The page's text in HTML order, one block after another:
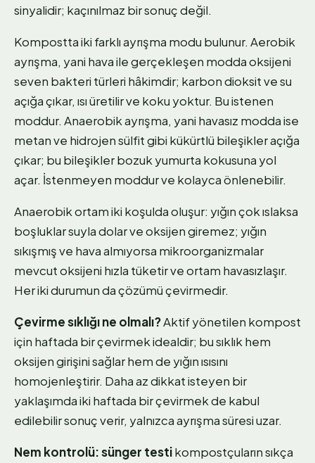
sinyalidir; kaçınılmaz bir sonuç değil.
Kompostta iki farklı ayrışma modu bulunur. Aerobik
ayrışma, yani hava ile gerçekleşen modda oksijeni
seven bakteri türleri hâkimdir; karbon dioksit ve su
açığa çıkar, ısı üretilir ve koku yoktur. Bu istenen
moddur. Anaerobik ayrışma, yani havasız modda ise
metan ve hidrojen sülfit gibi kükürtlü bileşikler açığa
çıkar; bu bileşikler bozuk yumurta kokusuna yol
açar. İstenmeyen moddur ve kolayca önlenebilir.
Anaerobik ortam iki koşulda oluşur: yığın çok ıslaksa
boşluklar suyla dolar ve oksijen giremez; yığın
sıkışmış ve hava almıyorsa mikroorganizmalar
mevcut oksijeni hızla tüketir ve ortam havasızlaşır.
Her iki durumun da çözümü çevirmedir.
Çevirme sıklığı ne olmalı?Aktif yönetilen kompost
için haftada bir çevirmek idealdir; bu sıklık hem
oksijen girişini sağlar hem de yığın ısısını
homojenleştirir. Daha az dikkat isteyen bir
yaklaşımda iki haftada bir çevirmek de kabul
edilebilir sonuç verir, yalnızca ayrışma süresi uzar.
Nem kontrolü: sünger testikompostçuların sıkça